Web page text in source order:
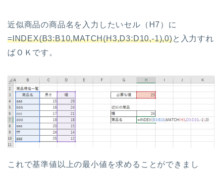
近似商品の商品名を入力したいセル（H7）に
=INDEX(B3:B10,MATCH(H3,D3:D10,-1),0)と入力すれ
ばＯＫです。
これで基準値以上の最小値を求めることができまし